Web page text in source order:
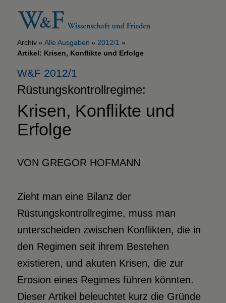
Archiv Alle Ausgaben
2012/1
Artikel: Krisen, Konflikte und Erfolge
W&F 2012/1
Rüstungskontrollregime:
Krisen, Konflikte und
Erfolge
VON GREGOR HOFMANN
Zieht man eine Bilanz der
Rüstungskontrollregime, muss man
unterscheiden zwischen Konflikten, die in
den Regimen seit ihrem Bestehen
existieren, und akuten Krisen, die zur
Erosion eines Regimes führen könnten.
Dieser Artikel beleuchtet kurz die Gründe